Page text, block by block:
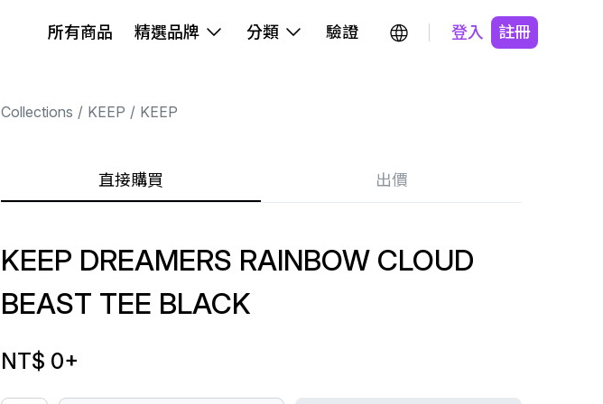
所有商品 精選品牌 分類 驗證 登入 註冊
Collections KEEP KEEP
直接購買 出價
KEEP DREAMERS RAINBOW CLOUD
BEAST TEE BLACK
NT$ 0+